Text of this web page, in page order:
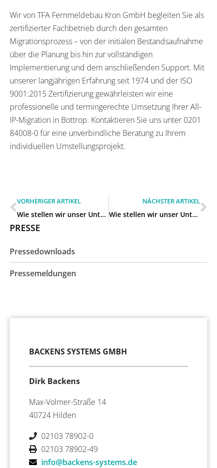
Wir von TFA Fernmeldebau Kron GmbH begleiten Sie als
zertifizierter Fachbetrieb durch den gesamten
Migrationsprozess – von der initialen Bestandsaufnahme
über die Planung bis hin zur vollständigen
Implementierung und dem anschließenden Support. Mit
unserer langjährigen Erfahrung seit 1974 und der ISO
9001:2015 Zertifizierung gewährleisten wir eine
professionelle und termingerechte Umsetzung Ihrer All-
IP-Migration in Bottrop. Kontaktieren Sie uns unter 0201
84008-0 für eine unverbindliche Beratung zu Ihrem
individuellen Umstellungsprojekt.
VORHERIGER ARTIKEL
Wie stellen wir unser Unternehmen von ISDN auf All-IP um in Oberhausen?
NÄCHSTER ARTIKEL
Wie stellen wir unser Unternehmen von ISDN auf All-IP um in Gelsenkirchen?
PRESSE
Pressedownloads
Pressemeldungen
BACKENS SYSTEMS GMBH
Dirk Backens
Max-Volmer-Straße 14
40724 Hilden
02103 78902-0
02103 78902-49
info@backens-systems.de